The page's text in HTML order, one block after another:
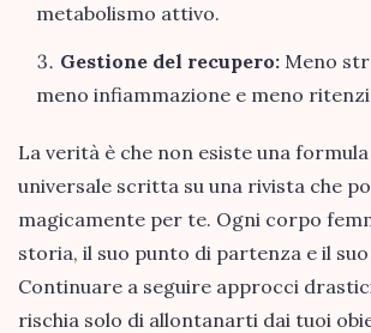
metabolismo attivo.
Gestione del recupero: Meno
meno infiammazione e meno
La verità è che non esiste una
universale scritta su una rivista che
magicamente per te. Ogni corpo
storia, il suo punto di partenza e il
Continuare a seguire approcci
rischia solo di allontanarti dai tuoi